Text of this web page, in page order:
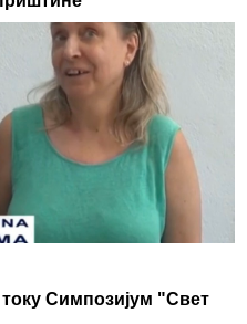
Симпозијум "Свет